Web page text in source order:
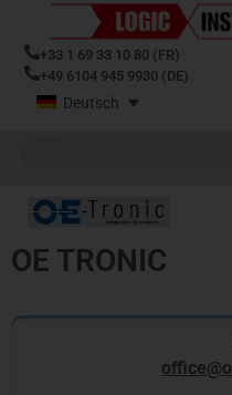
+33 1 69 33 10 80 (FR)
+49 6104 945 9930 (DE)
Deutsch
OE TRONIC